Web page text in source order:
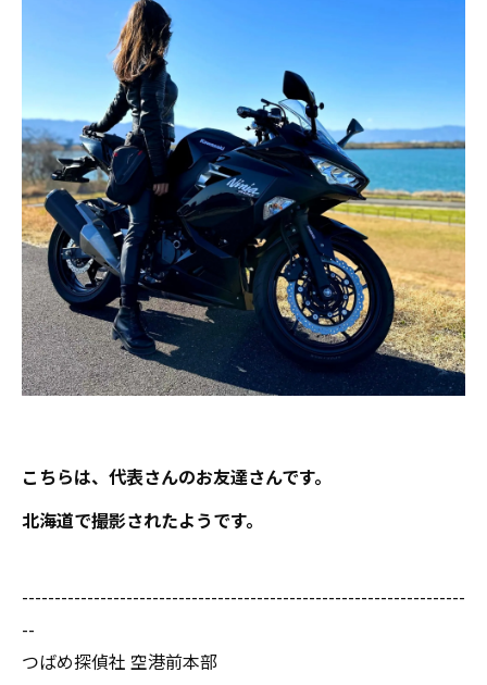
こちらは、代表さんのお友達さんです。
北海道で撮影されたようです。
--------------------------------------------------------------------
--
つばめ探偵社 空港前本部